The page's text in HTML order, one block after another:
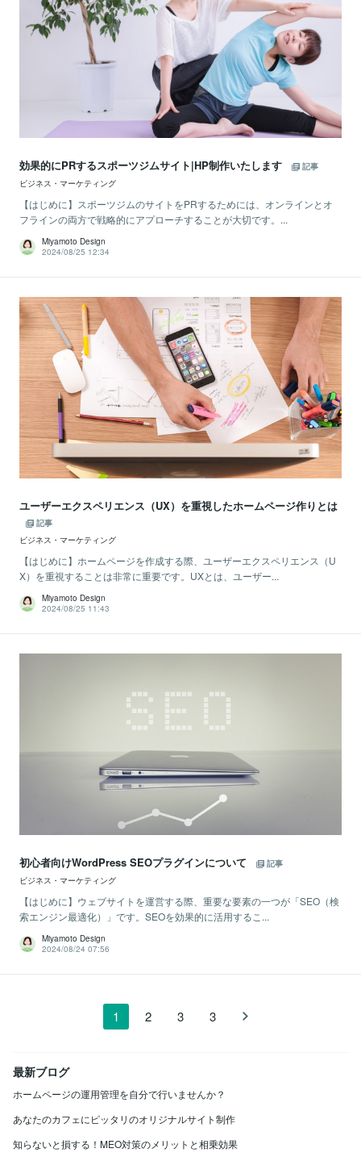
効果的にPRするスポーツジムサイト|HP制作いたします
記事
ビジネス・マーケティング
【はじめに】スポーツジムのサイトをPRするためには、オンラインとオ
フラインの両方で戦略的にアプローチすることが大切です。...
Miyamoto Design
2024/08/25 12:34
ユーザーエクスペリエンス（UX）を重視したホームページ作りとは
記事
ビジネス・マーケティング
【はじめに】ホームページを作成する際、ユーザーエクスペリエンス（U
X）を重視することは非常に重要です。UXとは、ユーザー...
Miyamoto Design
2024/08/25 11:43
初心者向けWordPress SEOプラグインについて
記事
ビジネス・マーケティング
【はじめに】ウェブサイトを運営する際、重要な要素の一つが「SEO（検
索エンジン最適化）」です。SEOを効果的に活用するこ...
Miyamoto Design
2024/08/24 07:56
1 2 3 3
最新ブログ
ホームページの運用管理を自分で行いませんか？
あなたのカフェにピッタリのオリジナルサイト制作
知らないと損する！MEO対策のメリットと相乗効果